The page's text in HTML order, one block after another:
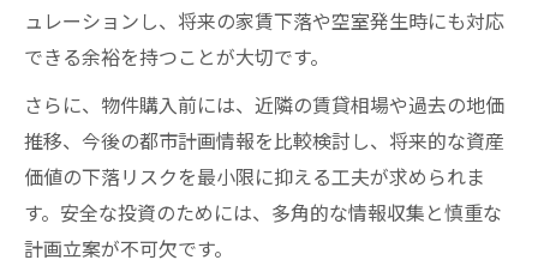
ュレーションし、将来の家賃下落や空室発生時にも対応
できる余裕を持つことが大切です。
さらに、物件購入前には、近隣の賃貸相場や過去の地価
推移、今後の都市計画情報を比較検討し、将来的な資産
価値の下落リスクを最小限に抑える工夫が求められま
す。安全な投資のためには、多角的な情報収集と慎重な
計画立案が不可欠です。